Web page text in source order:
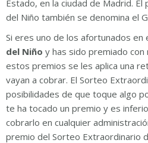
Estado, en la ciudad de Madrid.
del Niño también se denomina el
Si eres uno de los afortunados en
del Niño y has sido premiado
estos premios se les aplica una
vayan a cobrar. El Sorteo
posibilidades de que toque algo
te ha tocado un premio y es
cobrarlo en cualquier
premio del Sorteo Extraordinario